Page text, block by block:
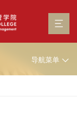
导航菜单